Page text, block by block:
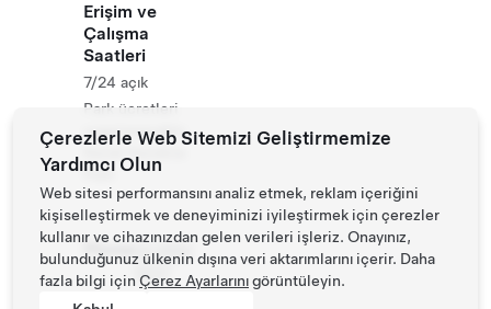
Erişim ve
Çalışma
Saatleri
7/24 açık
Park ücretleri
uygulanacaktır.
Park
Phone 02 2682
5527
Çerezlerle Web Sitemizi Geliştirmemize
Yardımcı Olun
Web sitesi performansını analiz etmek, reklam içeriğini
kişiselleştirmek ve deneyiminizi iyileştirmek için çerezler
kullanır ve cihazınızdan gelen verileri işleriz. Onayınız,
bulunduğunuz ülkenin dışına veri aktarımlarını içerir. Daha
fazla bilgi için Çerez Ayarlarınıgörüntüleyin.